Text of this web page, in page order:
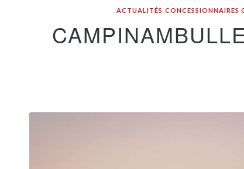
ACTUALITÉS ,CONCESSIONNAIRES